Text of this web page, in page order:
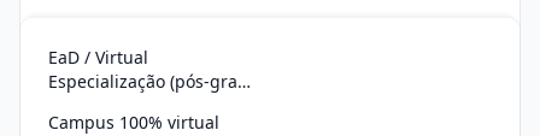
EaD / Virtual
Especialização (pós-graduação)
Campus 100% virtual